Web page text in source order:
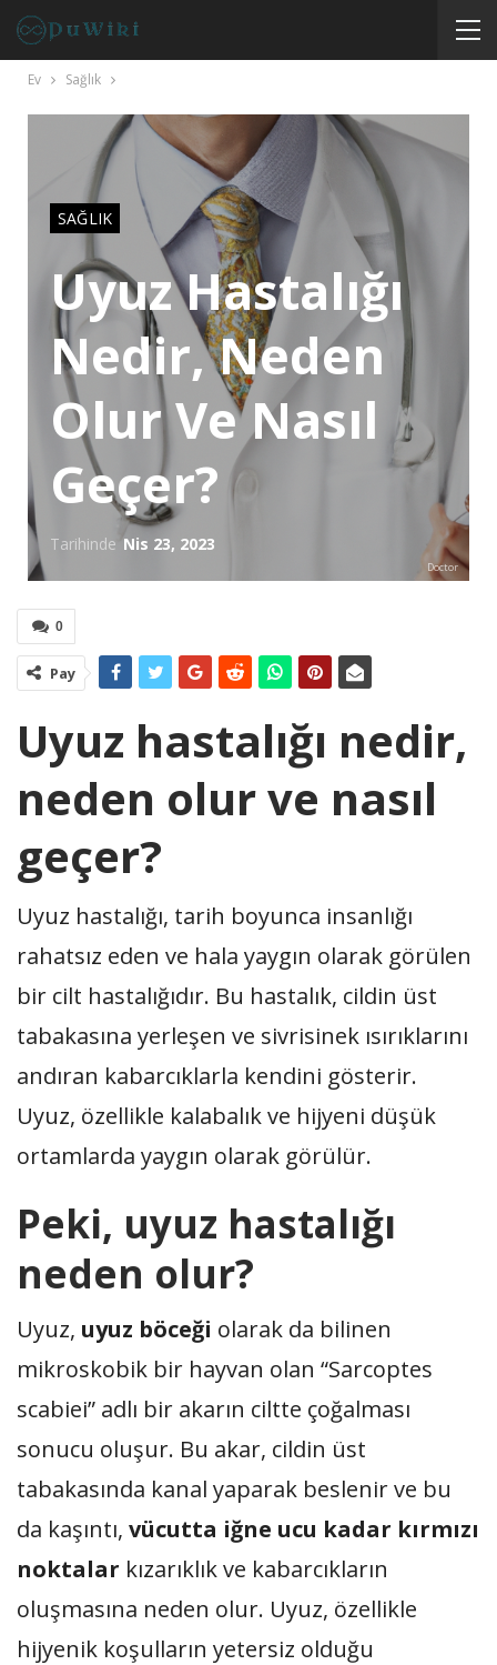
Ev Sağlık
SAĞLIK
Uyuz Hastalığı
Nedir, Neden
Olur Ve Nasıl
Geçer?
Tarihinde Nis 23, 2023
Doctor
0
Pay
Uyuz hastalığı nedir,
neden olur ve nasıl
geçer?
Uyuz hastalığı, tarih boyunca insanlığı
rahatsız eden ve hala yaygın olarak görülen
bir cilt hastalığıdır. Bu hastalık, cildin üst
tabakasına yerleşen ve sivrisinek ısırıklarını
andıran kabarcıklarla kendini gösterir.
Uyuz, özellikle kalabalık ve hijyeni düşük
ortamlarda yaygın olarak görülür.
Peki, uyuz hastalığı
neden olur?
Uyuz, uyuz böceği olarak da bilinen
mikroskobik bir hayvan olan “Sarcoptes
scabiei” adlı bir akarın ciltte çoğalması
sonucu oluşur. Bu akar, cildin üst
tabakasında kanal yaparak beslenir ve bu
da kaşıntı, vücutta iğne ucu kadar kırmızı
noktalar kızarıklık ve kabarcıkların
oluşmasına neden olur. Uyuz, özellikle
hijyenik koşulların yetersiz olduğu